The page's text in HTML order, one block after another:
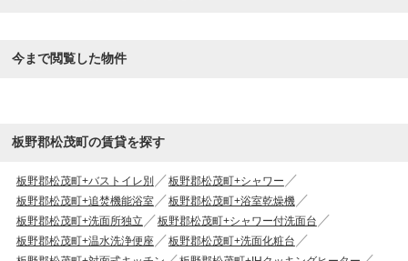
今まで閲覧した物件
板野郡松茂町の賃貸を探す
板野郡松茂町+バストイレ別
板野郡松茂町+シャワー
板野郡松茂町+追焚機能浴室
板野郡松茂町+浴室乾燥機
板野郡松茂町+洗面所独立
板野郡松茂町+シャワー付洗面台
板野郡松茂町+温水洗浄便座
板野郡松茂町+洗面化粧台